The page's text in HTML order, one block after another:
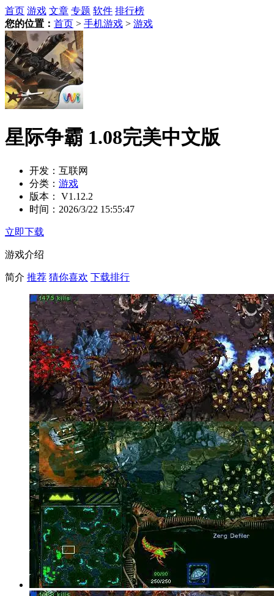
首页 游戏 文章 专题 软件 排行榜
您的位置： 首页 > 手机游戏 > 游戏
星际争霸 1.08完美中文版
开发： 互联网
分类： 游戏
版本：
V1.12.2
时间： 2026/3/22 15:55:47
立即下载
游戏介绍
简介 推荐 猜你喜欢 下载排行